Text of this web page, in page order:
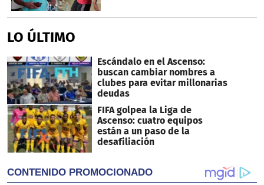
LO ÚLTIMO
Escándalo en el Ascenso:
buscan cambiar nombres a
clubes para evitar millonarias
deudas
FIFA golpea la Liga de
Ascenso: cuatro equipos
están a un paso de la
desafiliación